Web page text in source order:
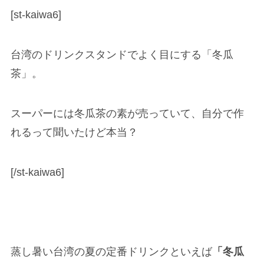
[st-kaiwa6]
台湾のドリンクスタンドでよく目にする「冬瓜
茶」。
スーパーには冬瓜茶の素が売っていて、自分で作
れるって聞いたけど本当？
[/st-kaiwa6]
蒸し暑い台湾の夏の定番ドリンクといえば「冬瓜